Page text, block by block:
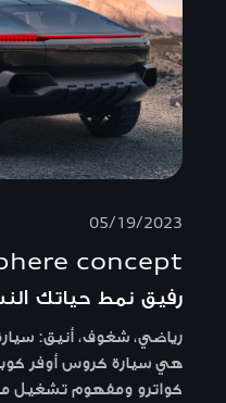
05/19/2023
رفيق نمط حياتك
هي سيارة كروس أوفر
كواترو ومفهوم تشغيل